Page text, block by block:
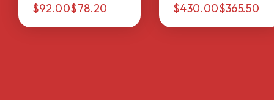
$92.00$78.20
$430.00$365.50